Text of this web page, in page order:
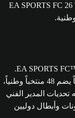
اختبر لعبة العالم كما لم تفعل من قبل في EA SPORTS FC™ 26.
يقدم التحديث الأخير نمط بطولة دولية جديد كلياً يضم 48 منتخباً وطنياً،
المدير الفني
وأبطال دوليين